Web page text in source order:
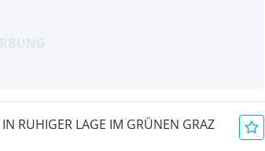
RUHIGER LAGE IM GRÜNEN GRAZ